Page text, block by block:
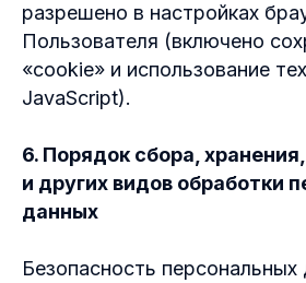
разрешено в настройках
Пользователя (включено
«cookie» и использование
JavaScript).
6. Порядок сбора,
и других видов обработки
данных
Безопасность